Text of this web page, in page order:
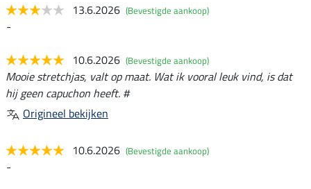
13.6.2026 (Bevestigde aankoop)
-
10.6.2026 (Bevestigde aankoop)
Mooie stretchjas, valt op maat. Wat ik vooral leuk vind, is dat
hij geen capuchon heeft. #
Origineel bekijken
10.6.2026 (Bevestigde aankoop)
-